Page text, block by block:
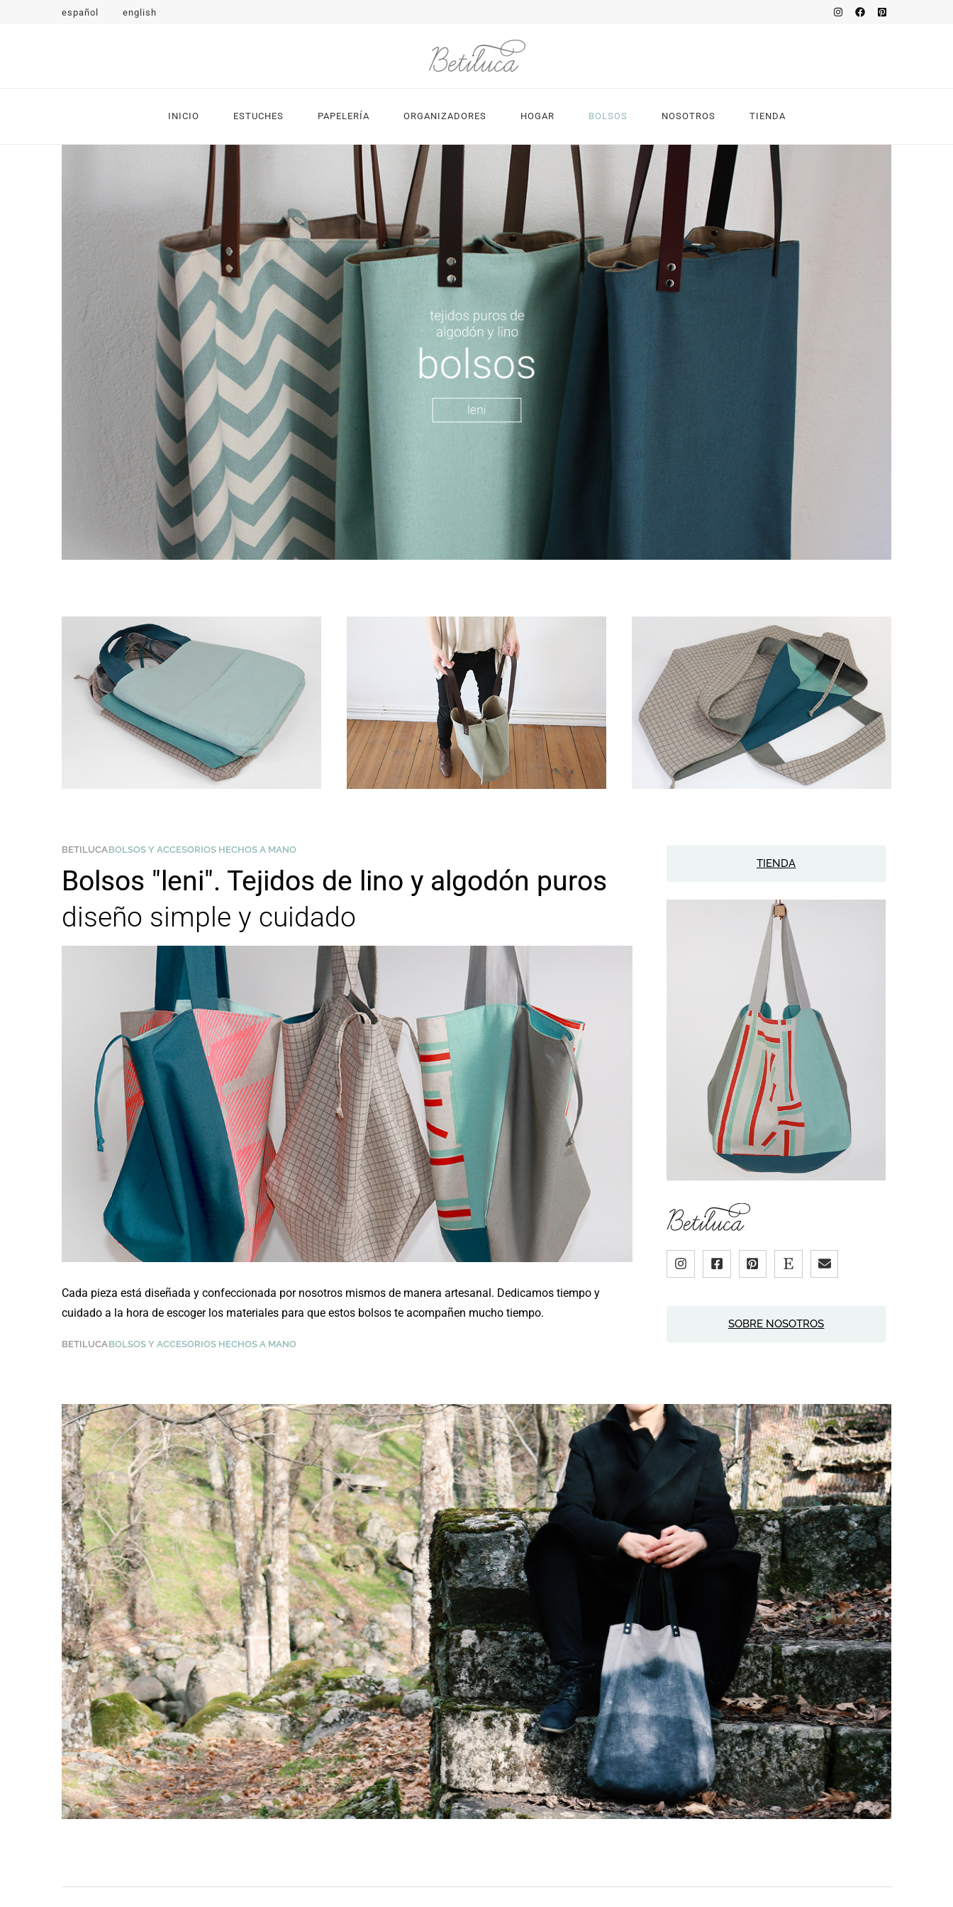
español english
INICIO ESTUCHES PAPELERÍA ORGANIZADORES HOGAR BOLSOS NOSOTROS TIENDA
BETILUCABOLSOS Y ACCESORIOS HECHOS A MANO
Bolsos "leni". Tejidos de lino y algodón puros
diseño simple y cuidado
Cada pieza está diseñada y confeccionada por nosotros mismos de manera artesanal. Dedicamos tiempo y
cuidado a la hora de escoger los materiales para que estos bolsos te acompañen mucho tiempo.
BETILUCABOLSOS Y ACCESORIOS HECHOS A MANO
TIENDA
SOBRE NOSOTROS